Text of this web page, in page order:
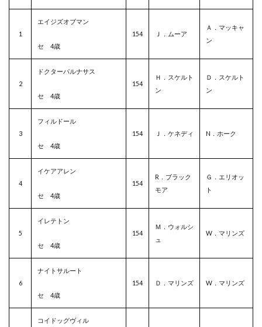
1
エイジズオブマン
セ 4歳
154 Ｊ．ムーア
Ａ．マッキャ
ン
2
ドクターパルナサス
セ 4歳
154
Ｈ．スケルト
ン
Ｄ．スケルト
ン
3
フィルドール
セ 4歳
154 Ｊ．ケネディ N．ホーク
4
イケアアレン
セ 4歳
154
R．ブラック
モア
Ｇ．エリオッ
ト
5
イレテトン
セ 4歳
154
Ｍ．ウォルシ
ュ
W．マリンズ
6
ナイトサルート
セ 4歳
154 Ｄ．マリンズ W．マリンズ
コイドッグヴィル